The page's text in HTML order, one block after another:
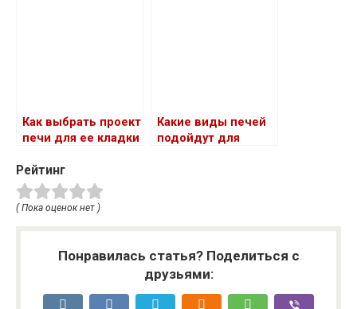
Как выбрать проект
печи для ее кладки
Какие виды печей
подойдут для
Рейтинг
( Пока оценок нет )
Понравилась статья? Поделиться с
друзьями: